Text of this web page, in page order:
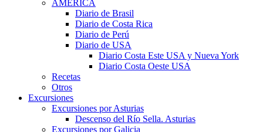
AMÉRICA
Diario de Brasil
Diario de Costa Rica
Diario de Perú
Diario de USA
Diario Costa Este USA y Nueva York
Diario Costa Oeste USA
Recetas
Otros
Excursiones
Excursiones por Asturias
Descenso del Río Sella. Asturias
Excursiones por Galicia